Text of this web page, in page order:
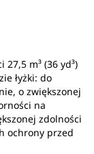
m³ (36 yd³)
łyżki: do
o zwiększonej
na
zdolności
ochrony przed